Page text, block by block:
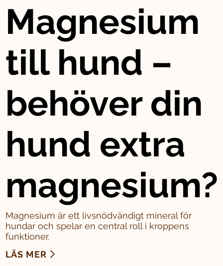
Magnesium
till hund –
behöver din
hund extra
magnesium?
Magnesium är ett livsnödvändigt mineral för
hundar och spelar en central roll i kroppens
funktioner.
LÄS MER